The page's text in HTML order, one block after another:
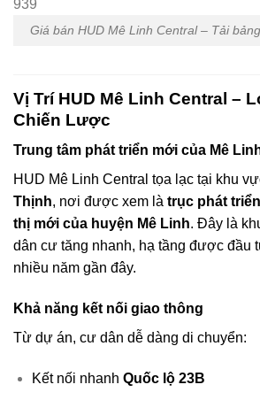
Giá bán HUD Mê Linh Central – Tải
Vị Trí HUD Mê Linh Central –
Chiến Lược
Trung tâm phát triển mới của Mê
HUD Mê Linh Central tọa lạc tại khu
Thịnh, nơi được xem là trục phát
thị mới của huyện Mê Linh. Đây là
dân cư tăng nhanh, hạ tầng được đầu
nhiều năm gần đây.
Khả năng kết nối giao thông
Từ dự án, cư dân dễ dàng di chuyển:
Kết nối nhanh Quốc lộ 23B